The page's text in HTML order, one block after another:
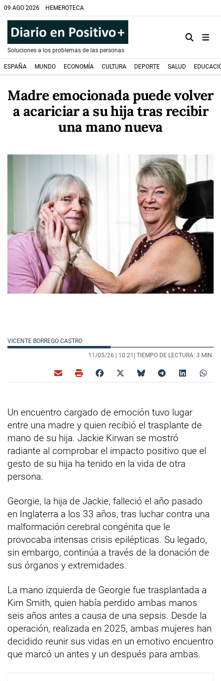
09 AGO 2026 HEMEROTECA
Soluciones a los problemas de las personas
ESPAÑA MUNDO ECONOMÍA CULTURA DEPORTE SALUD
Madre emocionada puede volver
a acariciar a su hija tras recibir
una mano nueva
VICENTE BORREGO CASTRO
11/05/26 | 10:21 | TIEMPO DE LECTURA: 3 MIN.
Un encuentro cargado de emoción tuvo lugar
entre una madre y quien recibió el trasplante de
mano de su hija. Jackie Kirwan se mostró
radiante al comprobar el impacto positivo que el
gesto de su hija ha tenido en la vida de otra
persona.
Georgie, la hija de Jackie, falleció el año pasado
en Inglaterra a los 33 años, tras luchar contra una
malformación cerebral congénita que le
provocaba intensas crisis epilépticas. Su legado,
sin embargo, continúa a través de la donación de
sus órganos y extremidades.
La mano izquierda de Georgie fue trasplantada a
Kim Smith, quien había perdido ambas manos
seis años antes a causa de una sepsis. Desde la
operación, realizada en 2025, ambas mujeres han
decidido reunir sus vidas en un emotivo encuentro
que marcó un antes y un después para ambas.